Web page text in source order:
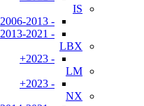
IS
- 2006-2013
- 2013-2021
LBX
- 2023+
LM
- 2023+
NX